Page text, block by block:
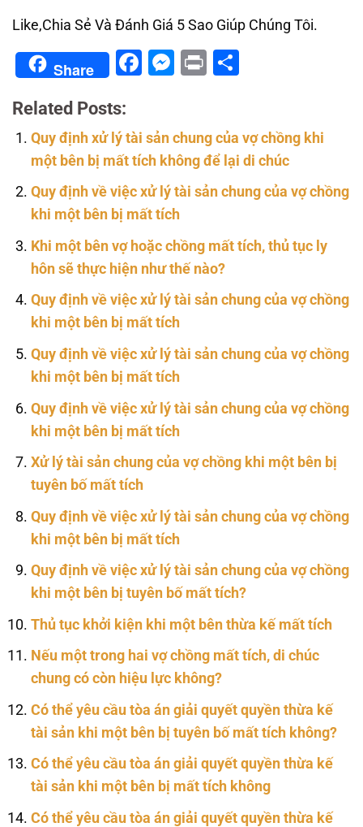
Like,Chia Sẻ Và Đánh Giá 5 Sao Giúp Chúng Tôi.
Share Facebook
Messenger
Print
Related Posts:
Quy định xử lý tài sản chung của vợ chồng khi
một bên bị mất tích không để lại di chúc
Quy định về việc xử lý tài sản chung của vợ chồng
khi một bên bị mất tích
Khi một bên vợ hoặc chồng mất tích, thủ tục ly
hôn sẽ thực hiện như thế nào?
Quy định về việc xử lý tài sản chung của vợ chồng
khi một bên bị mất tích
Quy định về việc xử lý tài sản chung của vợ chồng
khi một bên bị mất tích
Quy định về việc xử lý tài sản chung của vợ chồng
khi một bên bị mất tích
Xử lý tài sản chung của vợ chồng khi một bên bị
tuyên bố mất tích
Quy định về việc xử lý tài sản chung của vợ chồng
khi một bên bị mất tích
Quy định về việc xử lý tài sản chung của vợ chồng
khi một bên bị tuyên bố mất tích?
Thủ tục khởi kiện khi một bên thừa kế mất tích
Nếu một trong hai vợ chồng mất tích, di chúc
chung có còn hiệu lực không?
Có thể yêu cầu tòa án giải quyết quyền thừa kế
tài sản khi một bên bị tuyên bố mất tích không?
Có thể yêu cầu tòa án giải quyết quyền thừa kế
tài sản khi một bên bị mất tích không
Có thể yêu cầu tòa án giải quyết quyền thừa kế